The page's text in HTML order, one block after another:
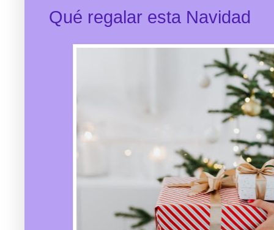
Qué regalar esta Navidad